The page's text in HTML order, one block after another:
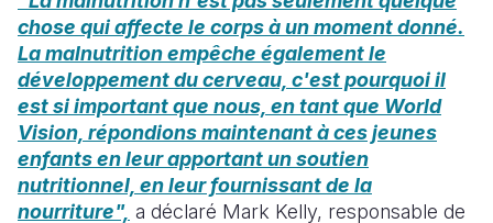
chose qui affecte le corps à un moment donné.
La malnutrition empêche également le
développement du cerveau, c'est pourquoi il
est si important que nous, en tant que World
Vision, répondions maintenant à ces jeunes
enfants en leur apportant un soutien
nutritionnel, en leur fournissant de la
nourriture", a déclaré Mark Kelly, responsable de